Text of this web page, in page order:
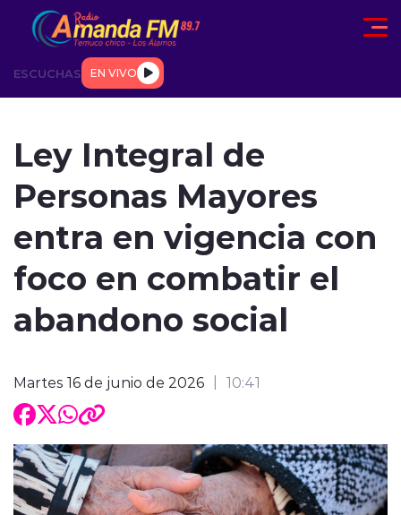
Click acá para ir directamente al contenido
ESCUCHAS EN VIVO
modo claro
Ley Integral de
Personas Mayores
entra en vigencia con
foco en combatir el
abandono social
Martes 16 de junio de 2026 10:41